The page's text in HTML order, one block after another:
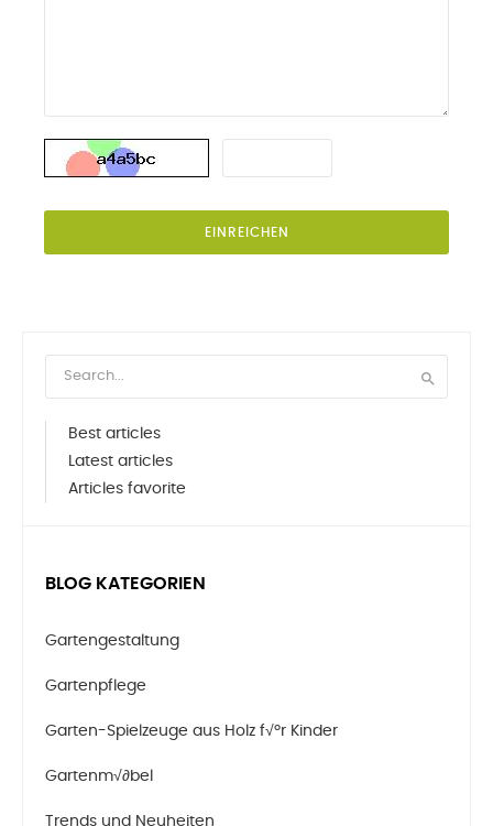
EINREICHEN

Best articles
Latest articles
Articles favorite
BLOG KATEGORIEN
Gartengestaltung
Gartenpflege
Garten-Spielzeuge aus Holz f√ºr Kinder
Gartenm√∂bel
Trends und Neuheiten